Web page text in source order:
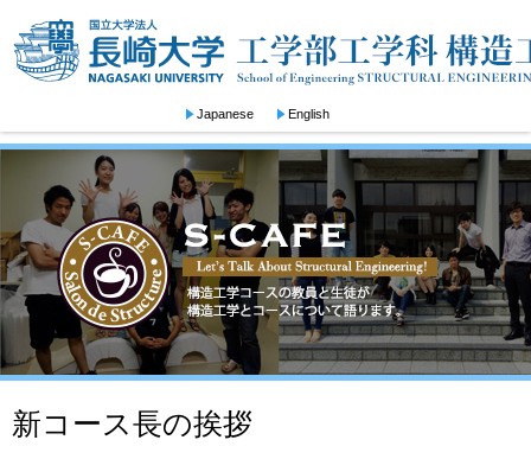
Japanese English
新コース長の挨拶